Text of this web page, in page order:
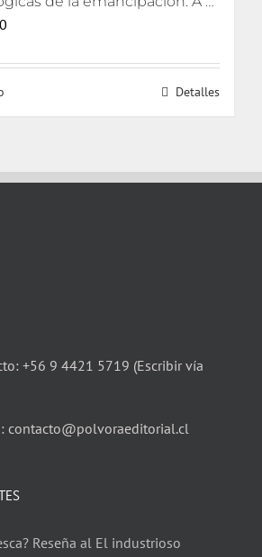
actual
Detalles
+56 9 4421 5719 (Escribir vía
contacto@polvoraeditorial.cl
Reseña al El industrioso